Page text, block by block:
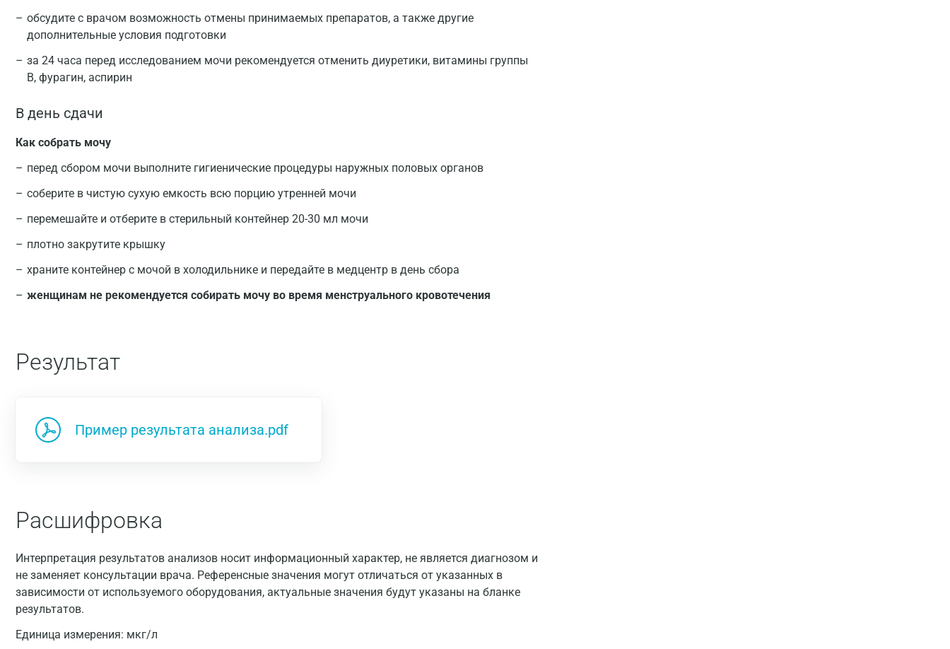
обсудите с врачом возможность отмены принимаемых препаратов, а также другие
дополнительные условия подготовки
за 24 часа перед исследованием мочи рекомендуется отменить диуретики, витамины группы
В, фурагин, аспирин
В день сдачи
Как собрать мочу
перед сбором мочи выполните гигиенические процедуры наружных половых органов
соберите в чистую сухую емкость всю порцию утренней мочи
перемешайте и отберите в стерильный контейнер 20-30 мл мочи
плотно закрутите крышку
храните контейнер с мочой в холодильнике и передайте в медцентр в день сбора
женщинам не рекомендуется собирать мочу во время менструального кровотечения
Результат
Пример результата анализа.pdf
Расшифровка
Интерпретация результатов анализов носит информационный характер, не является диагнозом и
не заменяет консультации врача. Референсные значения могут отличаться от указанных в
зависимости от используемого оборудования, актуальные значения будут указаны на бланке
результатов.
Единица измерения: мкг/л
Барнаул
Брянск